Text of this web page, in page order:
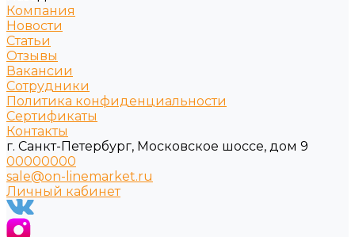
Компания
Новости
Статьи
Отзывы
Вакансии
Сотрудники
Политика конфиденциальности
Сертификаты
Контакты
г. Санкт-Петербург, Московское шоссе, дом 9
00000000
sale@on-linemarket.ru
Личный кабинет